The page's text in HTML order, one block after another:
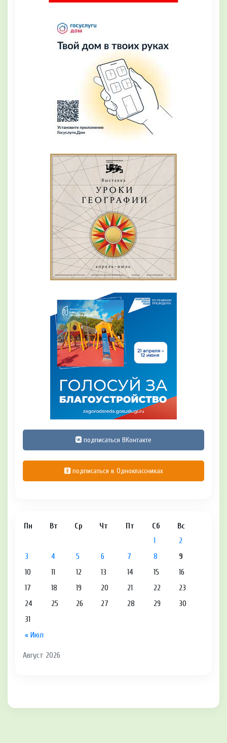
подписаться ВКонтакте
подписаться в Одноклассниках
Август 2026
Пн Вт Ср Чт Пт Сб Вс
« Июл
1
2
3
4 5 6 7 8
9
10
11 12 13 14 15
16
17
18 19 20 21 22
23
24
25 26 27 28 29
30
31